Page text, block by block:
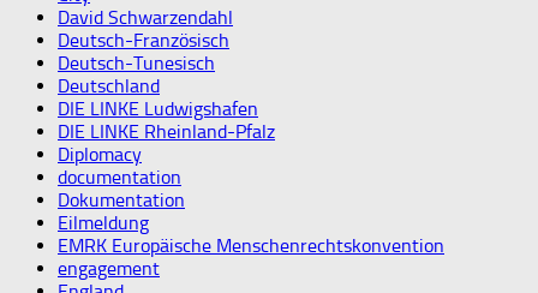
David Schwarzendahl
Deutsch-Französisch
Deutsch-Tunesisch
Deutschland
DIE LINKE Ludwigshafen
DIE LINKE Rheinland-Pfalz
Diplomacy
documentation
Dokumentation
Eilmeldung
EMRK Europäische Menschenrechtskonvention
engagement